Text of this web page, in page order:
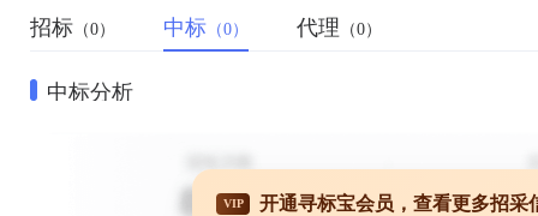
招标 （0） 中标 （0） 代理 （0）
中标分析
VIP 开通寻标宝会员，查看更多招采